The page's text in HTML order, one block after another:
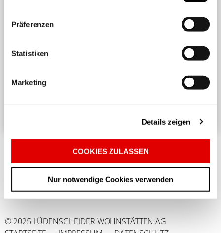
Präferenzen
Statistiken
Marketing
Details zeigen
COOKIES ZULASSEN
Nur notwendige Cookies verwenden
Harmonisches Wohnen untereinander
in einem Mehrparteienhaus erfordert
Rücksichtnahme und Achtsamkeit. ...
© 2025 LÜDENSCHEIDER WOHNSTÄTTEN AG